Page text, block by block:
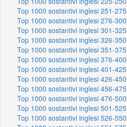
Top 1000 sostantivi inglesi 251-275
Top 1000 sostantivi inglesi 276-300
Top 1000 sostantivi inglesi 301-325
Top 1000 sostantivi inglesi 326-350
Top 1000 sostantivi inglesi 351-375
Top 1000 sostantivi inglesi 376-400
Top 1000 sostantivi inglesi 401-425
Top 1000 sostantivi inglesi 426-450
Top 1000 sostantivi inglesi 456-475
Top 1000 sostantivi inglesi 476-500
Top 1000 sostantivi inglesi 501-525
Top 1000 sostantivi inglesi 526-550